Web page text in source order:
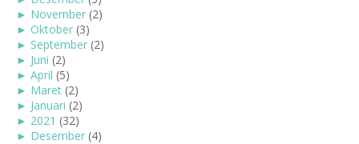
► November (2)
► Oktober (3)
► September (2)
► Juni (2)
► April (5)
► Maret (2)
► Januari (2)
► 2021 (32)
► Desember (4)